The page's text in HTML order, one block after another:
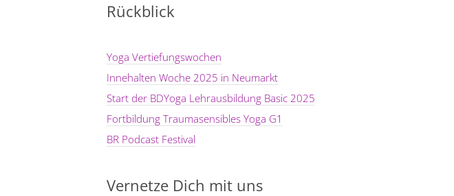
Rückblick
Yoga Vertiefungswochen
Innehalten Woche 2025 in Neumarkt
Start der BDYoga Lehrausbildung Basic 2025
Fortbildung Traumasensibles Yoga G1
BR Podcast Festival
Vernetze Dich mit uns